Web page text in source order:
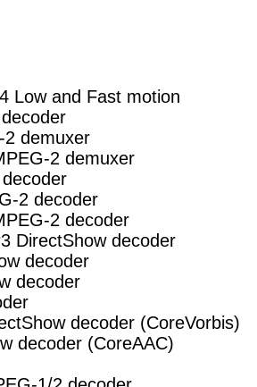
Low and Fast motion
2 demuxer
2 demuxer
2 decoder
2 decoder
DirectShow decoder
decoder
decoder
decoder (CoreVorbis)
decoder (CoreAAC)